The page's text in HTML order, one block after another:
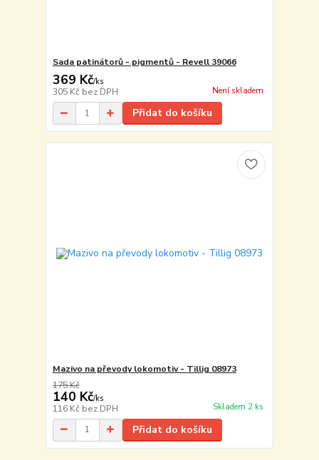
Sada patinátorů - pigmentů - Revell 39066
369 Kč/ks
305 Kč bez DPH Není skladem
Přidat do košíku
Mazivo na převody lokomotiv - Tillig 08973
175 Kč
140 Kč/ks
116 Kč bez DPH Skladem 2 ks
Přidat do košíku